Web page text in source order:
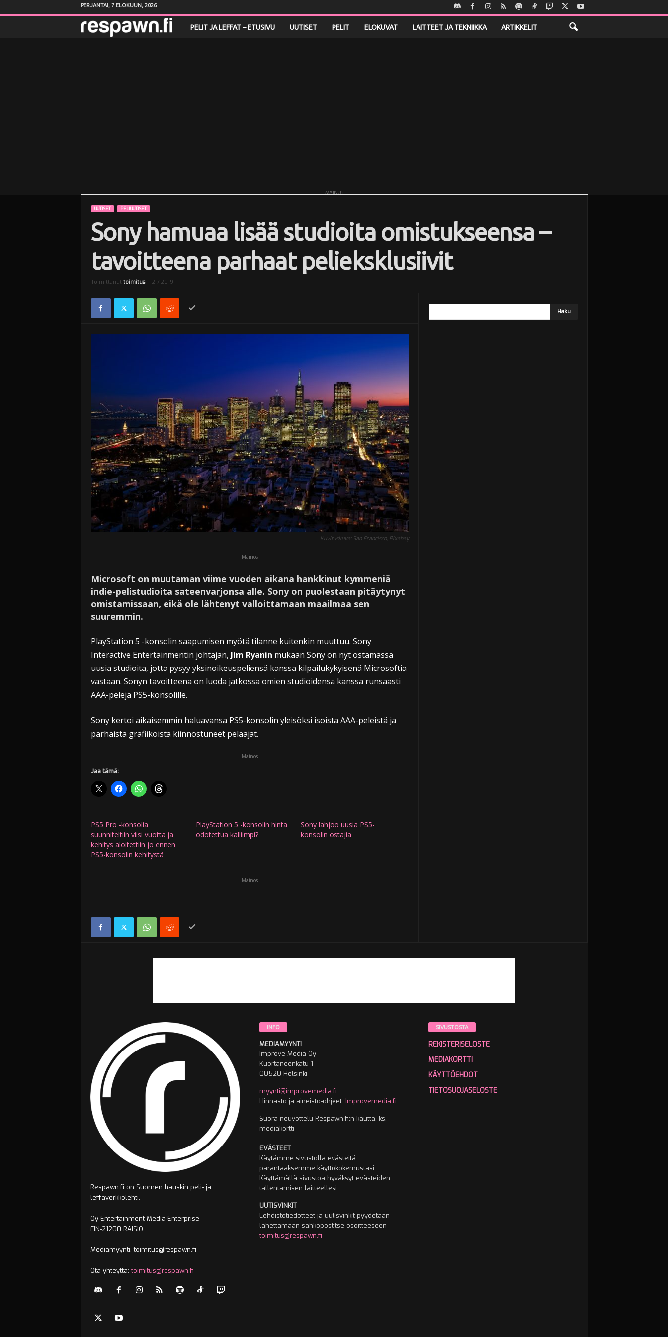
PERJANTAI, 7 ELOKUUN, 2026
PELIT JA LEFFAT – ETUSIVU UUTISET PELIT ELOKUVAT LAITTEET JA TEKNIIKKA ARTIKKELIT
MAINOS
UUTISET PELIUUTISET
Sony hamuaa lisää studioita omistukseensa –
tavoitteena parhaat pelieksklusiivit
Toimittanut toimitus- 2.7.2019
Kuvituskuva: San Francisco, Pixabay
Mainos
Microsoft on muutaman viime vuoden aikana hankkinut kymmeniä
indie-pelistudioita sateenvarjonsa alle. Sony on puolestaan pitäytynyt
omistamissaan, eikä ole lähtenyt valloittamaan maailmaa sen
suuremmin.
PlayStation 5 -konsolin saapumisen myötä tilanne kuitenkin muuttuu. Sony
Interactive Entertainmentin johtajan, Jim Ryanin mukaan Sony on nyt ostamassa
uusia studioita, jotta pysyy yksinoikeuspeliensä kanssa kilpailukykyisenä Microsoftia
vastaan. Sonyn tavoitteena on luoda jatkossa omien studioidensa kanssa runsaasti
AAA-pelejä PS5-konsolille.
Sony kertoi aikaisemmin haluavansa PS5-konsolin yleisöksi isoista AAA-peleistä ja
parhaista grafiikoista kiinnostuneet pelaajat.
Mainos
Jaa tämä:
PS5 Pro -konsolia
suunniteltiin viisi vuotta ja
kehitys aloitettiin jo ennen
PS5-konsolin kehitystä
PlayStation 5 -konsolin hinta
odotettua kalliimpi?
Sony lahjoo uusia PS5-
konsolin ostajia
Mainos
Respawn.fi on Suomen hauskin peli- ja
leffaverkkolehti.
Oy Entertainment Media Enterprise
FIN-21200 RAISIO
Mediamyynti, toimitus@respawn.fi
Ota yhteyttä:toimitus@respawn.fi
INFO
MEDIAMYYNTI
Improve Media Oy
Kuortaneenkatu 1
00520 Helsinki
myynti@improvemedia.fi
Hinnasto ja aineisto-ohjeet: Improvemedia.fi
Suora neuvottelu Respawn.fi:n kautta, ks.
mediakortti
EVÄSTEET
Käytämme sivustolla evästeitä
parantaaksemme käyttökokemustasi.
Käyttämällä sivustoa hyväksyt evästeiden
tallentamisen laitteellesi.
UUTISVINKIT
Lehdistötiedotteet ja uutisvinkit pyydetään
lähettämään sähköpostitse osoitteeseen
toimitus@respawn.fi
SIVUSTOSTA
REKISTERISELOSTE
MEDIAKORTTI
KÄYTTÖEHDOT
TIETOSUOJASELOSTE